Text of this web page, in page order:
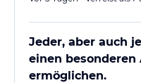
Jeder, aber auch
einen
ermöglichen.